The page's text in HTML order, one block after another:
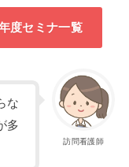
度セミナ一覧
訪問看護師
な
多